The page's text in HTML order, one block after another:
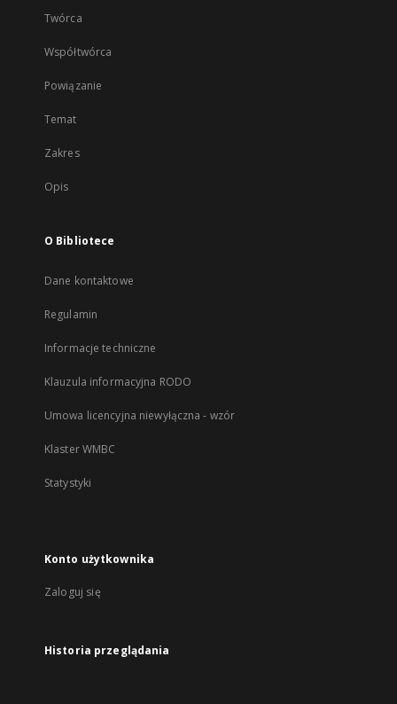
Twórca
Współtwórca
Powiązanie
Temat
Zakres
Opis
O Bibliotece
Dane kontaktowe
Regulamin
Informacje techniczne
Klauzula informacyjna RODO
Umowa licencyjna niewyłączna - wzór
Klaster WMBC
Statystyki
Konto użytkownika
Zaloguj się
Historia przeglądania